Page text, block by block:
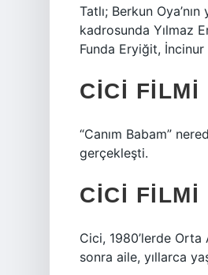
Tatlı; Berkun
kadrosunda Yılmaz
Funda Eryiğit,
CICI FILMI
“Canım Babam”
gerçekleşti.
CICI FILMI
Cici, 1980’lerde Orta
sonra aile, yıllarca